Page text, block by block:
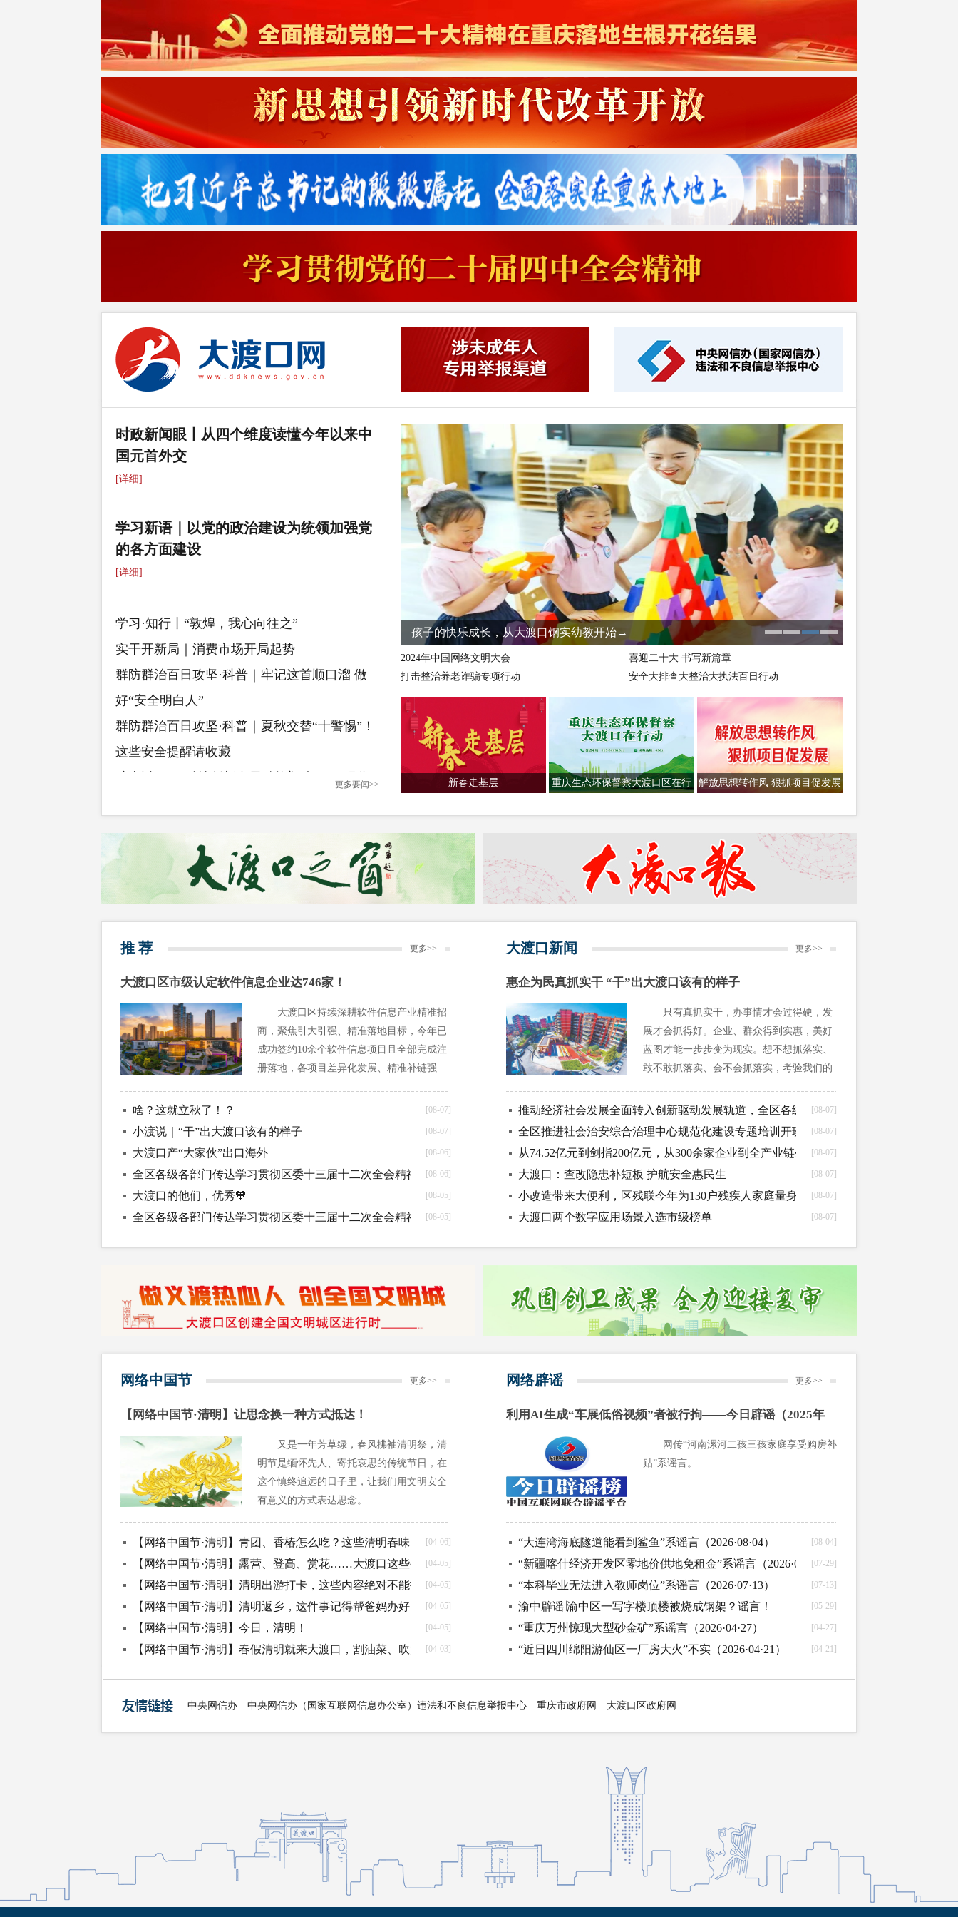
他，也是“莎姐”！
2024年中国网络文明大会
喜迎二十大 书写新篇章
打击整治养老诈骗专项行动
安全大排查大整治大执法百日行动
新春走基层
重庆生态环保督察大渡口区在行
解放思想转作风 狠抓项目促发展
时政新闻眼丨从四个维度读懂今年以来中
国元首外交
[详细]
学习新语｜以党的政治建设为统领加强党
的各方面建设
[详细]
学习·知行丨“敦煌，我心向往之”
实干开新局｜消费市场开局起势
群防群治百日攻坚·科普｜牢记这首顺口溜 做
好“安全明白人”
群防群治百日攻坚·科普｜夏秋交替“十警惕”！
这些安全提醒请收藏
璧山以“312”科技创新布局赋能塑造“133”现代
裂缝 堡坎水流直冲居民楼 云阳3小时紧急转移
群防群治百日攻坚丨重庆全面筑牢保障性住
记者调查停车缴费弹广告等乱象 重庆市网信办
开展专项治理
更多要闻>>
推 荐 更多>>
大渡口区市级认定软件信息企业达746家！
大渡口区持续深耕软件信息产业精准招
商，聚焦引大引强、精准落地目标，今年已
成功签约10余个软件信息项目且全部完成注
册落地，各项目差异化发展、精准补链强
啥？这就立秋了！？ [08-07]
小渡说｜“干”出大渡口该有的样子 [08-07]
大渡口产“大家伙”出口海外 [08-06]
全区各级各部门传达学习贯彻区委十三届十二次全会精神③[08-06]
大渡口的他们，优秀🧡 [08-05]
全区各级各部门传达学习贯彻区委十三届十二次全会精神②[08-05]
大渡口新闻 更多>>
惠企为民真抓实干 “干”出大渡口该有的样子
只有真抓实干，办事情才会过得硬，发
展才会抓得好。企业、群众得到实惠，美好
蓝图才能一步步变为现实。想不想抓落实、
敢不敢抓落实、会不会抓落实，考验我们的
区上下务必牢记使命、持续用力、真抓实
干、“干”出大渡口该有的样子！
推动经济社会发展全面转入创新驱动发展轨道，全区各级各部门传达学习贯彻区委十三
[08-07]
全区推进社会治安综合治理中心规范化建设专题培训开班 [08-07]
从74.52亿元到剑指200亿元，从300余家企业到全产业链生态成型，大渡口何以成为高
[08-07]
大渡口：查改隐患补短板 护航安全惠民生 [08-07]
小改造带来大便利，区残联今年为130户残疾人家庭量身定制“无障碍家”
[08-07]
大渡口两个数字应用场景入选市级榜单 [08-07]
网络中国节 更多>>
【网络中国节·清明】让思念换一种方式抵达！
又是一年芳草绿，春风拂袖清明祭，清
明节是缅怀先人、寄托哀思的传统节日，在
这个慎终追远的日子里，让我们用文明安全
有意义的方式表达思念。
【网络中国节·清明】青团、香椿怎么吃？这些清明春味，很多人都没吃对
[04-06]
【网络中国节·清明】露营、登高、赏花……大渡口这些公园承包你的清明小长假
[04-05]
【网络中国节·清明】清明出游打卡，这些内容绝对不能拍‼️[04-05]
【网络中国节·清明】清明返乡，这件事记得帮爸妈办好！ [04-05]
【网络中国节·清明】今日，清明！ [04-05]
【网络中国节·清明】春假清明就来大渡口，割油菜、吹江风、享野餐……
[04-03]
网络辟谣 更多>>
利用AI生成“车展低俗视频”者被行拘——今日辟谣（2025年
网传“河南漯河二孩三孩家庭享受购房补
贴”系谣言。
“大连湾海底隧道能看到鲨鱼”系谣言（2026·08·04） [08-04]
“新疆喀什经济开发区零地价供地免租金”系谣言（2026·07·29）
[07-29]
“本科毕业无法进入教师岗位”系谣言（2026·07·13） [07-13]
渝中辟谣∣渝中区一写字楼顶楼被烧成钢架？谣言！ [05-29]
“重庆万州惊现大型砂金矿”系谣言（2026·04·27） [04-27]
“近日四川绵阳游仙区一厂房大火”不实（2026·04·21） [04-21]
中央网信办 中央网信办（国家互联网信息办公室）违法和不良信息举报中心 重庆市政府网 大渡口区政府网